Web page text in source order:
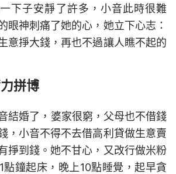
下子安靜了許多，小音此時很難
眼神刺痛了她的心，她立下心志：
意掙大錢，再也不過讓人瞧不起的
拼博
結婚了，婆家很窮，父母也不借錢
，小音不得不去借高利貸做生意賣
掙到錢。她不甘心，又改行做米粉
點鐘起床，晚上10點睡覺，起早貪